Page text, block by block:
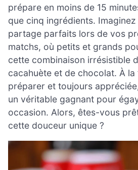
prépare en moins de 15
que cinq ingrédients.
partage parfaits lors de vos
matchs, où petits et grands
cette combinaison irrésistible
cacahuète et de chocolat. À la
préparer et toujours
un véritable gagnant pour
occasion. Alors, êtes-vous
cette douceur unique ?